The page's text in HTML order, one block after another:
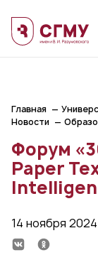
Главная
Новости
Форум
Paper
14 ноября 2024